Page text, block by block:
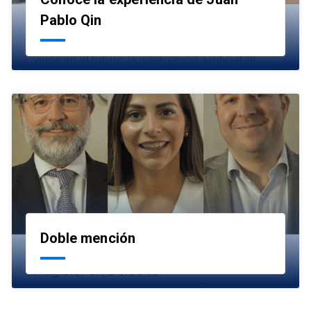
Pablo Qin
Doble mención